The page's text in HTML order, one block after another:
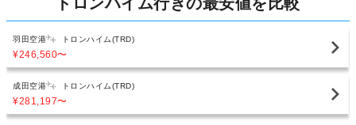
羽田空港 トロンハイム(TRD)
¥246,560〜
成田空港 トロンハイム(TRD)
¥281,197〜